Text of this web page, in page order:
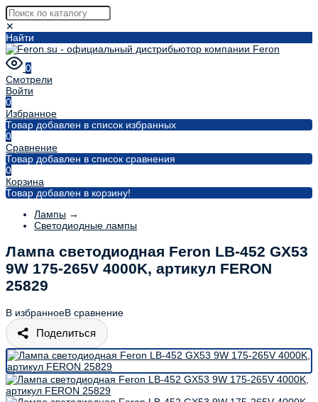
✕
Найти
0
Смотрели
Войти
0
Избранное
Товар добавлен в список избранных
0
Сравнение
Товар добавлен в список сравнения
0
Корзина
Товар добавлен в корзину!
Лампы →
Светодиодные лампы
Лампа светодиодная Feron LB-452 GX53
9W 175-265V 4000K, артикул FERON
25829
В избранноеВ сравнение
Поделиться